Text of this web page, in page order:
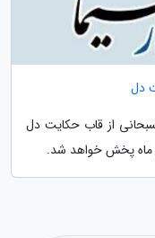
دل
از قاب حکایت دل
ماه پخش خواهد شد.